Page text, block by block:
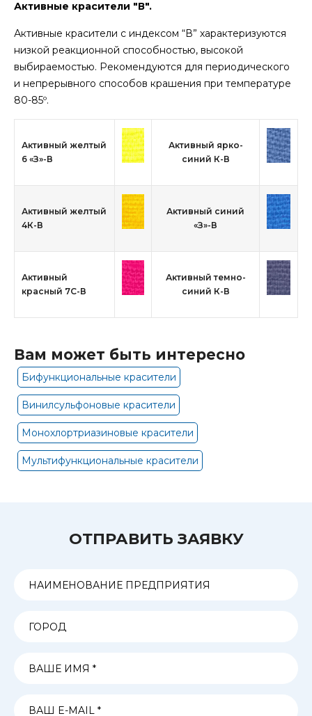
Активные красители "В".
Активные красители с индексом “В” характеризуются
низкой реакционной способностью, высокой
выбираемостью. Рекомендуются для периодического
и непрерывного способов крашения при температуре
80-85º.
Активный желтый
6 «З»-В
Активный ярко-
синий К-В
Активный желтый
4К-В
Активный синий
«З»-В
Активный
красный 7С-В
Активный темно-
синий К-В
Вам может быть интересно
Бифункциональные красители
Винилсульфоновые красители
Монохлортриазиновые красители
Мультифункциональные красители
ОТПРАВИТЬ ЗАЯВКУ